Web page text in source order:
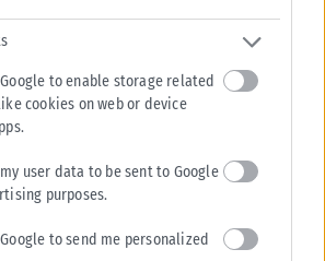
to enable storage related
cookies on web or device
user data to be sent to Google
purposes.
to send me personalized
της Αφροδίτης Νέστορα για τη
που δεν κατάφερα να σε
η Αφροδίτη Νέστορα περιγράφει τον